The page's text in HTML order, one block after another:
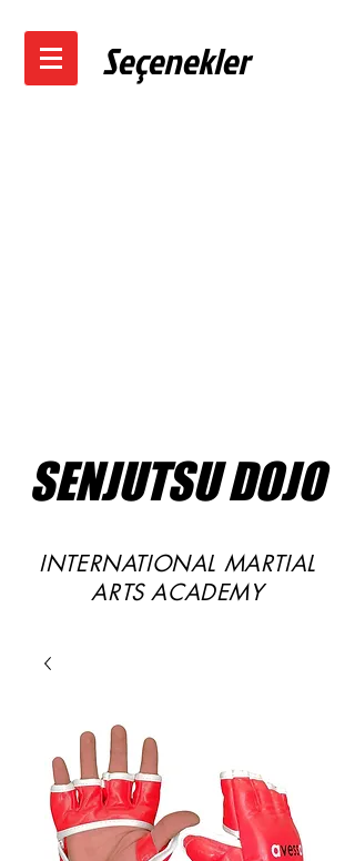
Seçenekler
SENJUTSU DOJO
INTERNATIONAL MARTIAL
ARTS ACADEMY